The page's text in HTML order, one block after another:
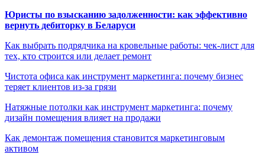
Юристы по взысканию задолженности: как эффективно
вернуть дебиторку в Беларуси
Как выбрать подрядчика на кровельные работы: чек-лист для
тех, кто строится или делает ремонт
Чистота офиса как инструмент маркетинга: почему бизнес
теряет клиентов из-за грязи
Натяжные потолки как инструмент маркетинга: почему
дизайн помещения влияет на продажи
Как демонтаж помещения становится маркетинговым
активом